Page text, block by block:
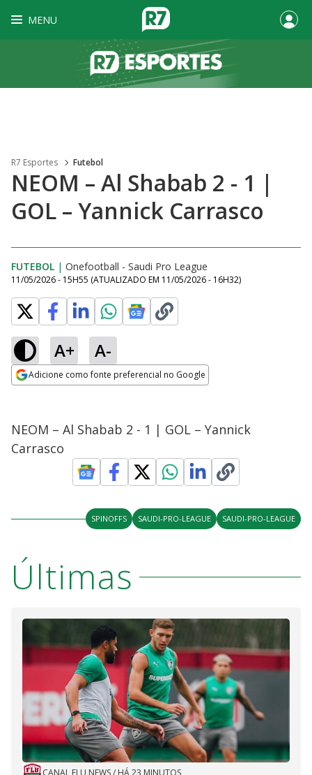
MENU
R7 Esportes Futebol
NEOM – Al Shabab 2 - 1 |
GOL – Yannick Carrasco
FUTEBOL | Onefootball - Saudi Pro League
11/05/2026 - 15H55 (ATUALIZADO EM 11/05/2026 - 16H32)
A+ A-
Adicione como fonte preferencial no Google
NEOM – Al Shabab 2 - 1 | GOL – Yannick
Carrasco
SPINOFFS SAUDI-PRO-LEAGUE SAUDI-PRO-LEAGUE
Últimas
CANAL FLU NEWS/ HÁ 23 MINUTOS